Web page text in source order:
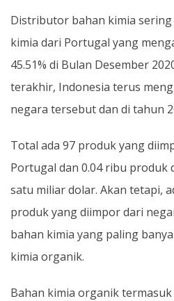
Distributor bahan kimia
kimia dari Portugal yang
45.51% di Bulan Desember
terakhir, Indonesia terus
negara tersebut dan di tahun
Total ada 97 produk yang
Portugal dan 0.04 ribu produk
satu miliar dolar. Akan tetapi,
produk yang diimpor dari
bahan kimia yang paling
kimia organik.
Bahan kimia organik